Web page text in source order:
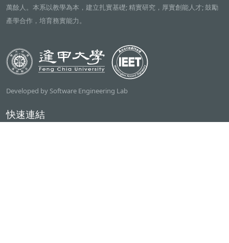
萬餘人。本系以教學為本，建立扎實基礎; 精實研究，厚實創能人才; 鼓勵
產學合作，培育務實能力。
Developed by Software Engineering Lab
快速連結